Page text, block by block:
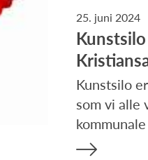
25. juni 2024
Kunstsilo
som vi alle